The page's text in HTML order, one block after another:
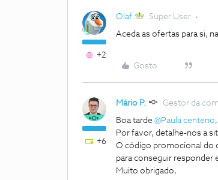
+2
Olaf Super User
Aceda as ofertas para si,
Gosto
+6
Mário P. Gestor da
Boa tarde @Paula centeno
Por favor, detalhe-nos a
O código promocional do
para conseguir responder
Muito obrigado,